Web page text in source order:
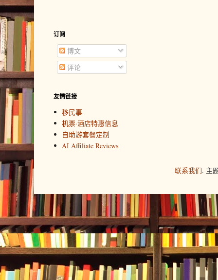
订阅
博文
评论
友情链接
移民事
机票·酒店特惠信息
自助游套餐定制
AI Affiliate Reviews
联系我们. 主